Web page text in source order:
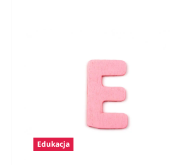
pomoc
jest
niezbędna?
Edukacja